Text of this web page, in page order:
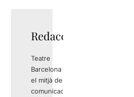
Redacció
Teatre
Barcelona és
el mitjà de
comunicació